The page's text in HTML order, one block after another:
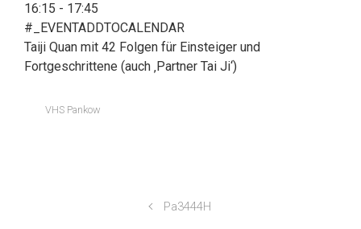
16:15 - 17:45
#_EVENTADDTOCALENDAR
Taiji Quan mit 42 Folgen für Einsteiger und
Fortgeschrittene (auch ‚Partner Tai Ji‘)
VHS Pankow
Pa3444H